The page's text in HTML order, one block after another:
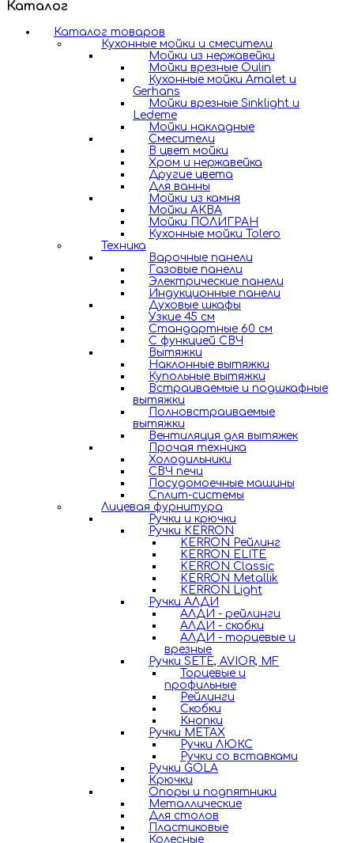
Каталог
Каталог товаров
Кухонные мойки и смесители
Мойки из нержавейки
Мойки врезные Oulin
Кухонные мойки Amalet и
Gerhans
Мойки врезные Sinklight и
Ledeme
Мойки накладные
Смесители
В цвет мойки
Хром и нержавейка
Другие цвета
Для ванны
Мойки из камня
Мойки АКВА
Мойки ПОЛИГРАН
Кухонные мойки Tolero
Техника
Варочные панели
Газовые панели
Электрические панели
Индукционные панели
Духовые шкафы
Узкие 45 см
Стандартные 60 см
С функцией СВЧ
Вытяжки
Наклонные вытяжки
Купольные вытяжки
Встраиваемые и подшкафные
вытяжки
Полновстраиваемые
вытяжки
Вентиляция для вытяжек
Прочая техника
Холодильники
СВЧ печи
Посудомоечные машины
Сплит-системы
Лицевая фурнитура
Ручки и крючки
Ручки KERRON
KERRON Рейлинг
KERRON ELITE
KERRON Classic
KERRON Metallik
KERRON Light
Ручки АЛДИ
АЛДИ - рейлинги
АЛДИ - скобки
АЛДИ - торцевые и
врезные
Ручки SETE, AVIOR, MF
Торцевые и
профильные
Рейлинги
Скобки
Кнопки
Ручки METAX
Ручки ЛЮКС
Ручки со вставками
Ручки GOLA
Крючки
Опоры и подпятники
Металлические
Для столов
Пластиковые
Колесные